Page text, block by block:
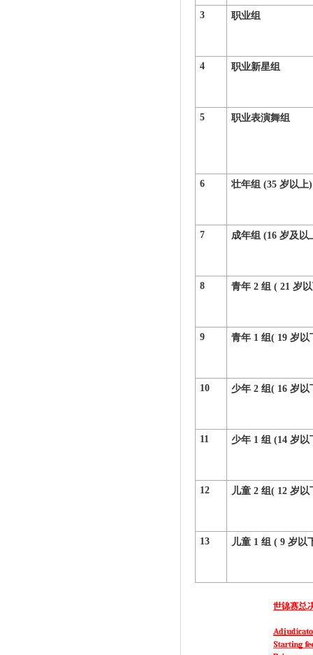
3
职业组
4 职业新星组
5 职业表演舞组
6 壮年组 (35 岁以上)
7 成年组 (16 岁及以
8 青年 2 组 ( 21 岁
9 青年 1 组( 19 岁以
10 少年 2 组( 16 岁以
11 少年 1 组 (14 岁以
12 儿童 2 组( 12 岁以
13 儿童 1 组 ( 9 岁以